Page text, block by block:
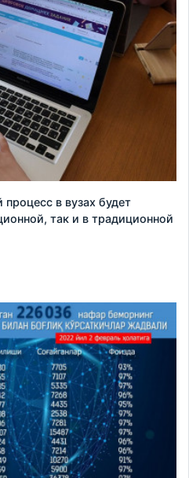
в вузах будет
так и в традиционной